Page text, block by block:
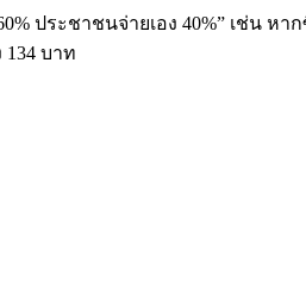
ประชาชนจ่ายเอง 40%” เช่น
บาท